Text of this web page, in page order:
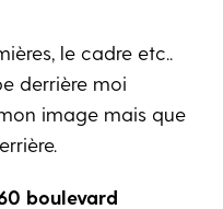
le cadre etc..
derrière moi
image mais que
boulevard